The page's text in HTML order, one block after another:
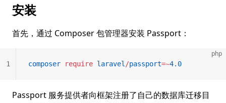
安装
首先，通过 Composer 包管理器安装 Passport：
php
composer require laravel /passport=~4.0
1
Passport 服务提供者向框架注册了自己的数据库迁移目